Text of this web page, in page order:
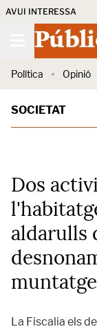
AVUI INTERESSA
Política Opinió
SOCIETAT
Dos
aldarulls
La Fiscalia els